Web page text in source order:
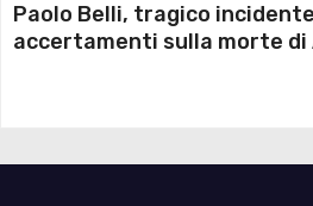
Paolo Belli, tragico
accertamenti sulla morte di